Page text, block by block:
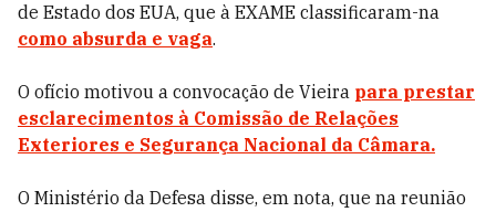
de Estado dos EUA, que à EXAME classificaram-na
como absurda e vaga.
O ofício motivou a convocação de Vieira para prestar
esclarecimentos à Comissão de Relações
Exteriores e Segurança Nacional da Câmara.
O Ministério da Defesa disse, em nota, que na reunião